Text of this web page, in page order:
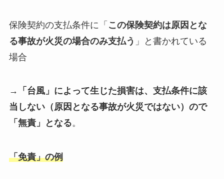
保険契約の支払条件に「 この保険契約は原因とな
る事故が火災の場合のみ支払う 」と書かれている
場合
→「台風」によって生じた損害は、支払条件に該
当しない（原因となる事故が火災ではない）ので
「無責」となる。
「免責」の例